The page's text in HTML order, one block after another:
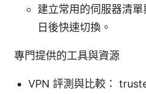
建立常用的伺服器清
日後快速切換。
專門提供的工具與資源
VPN 評測與比較：